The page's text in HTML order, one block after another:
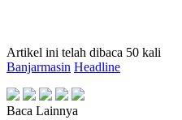
Artikel ini telah dibaca 50 kali
Banjarmasin Headline
Baca Lainnya